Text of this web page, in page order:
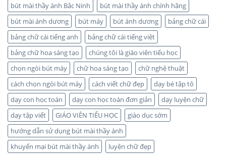
bút mài thầy ánh Bắc Ninh
bút mài thầy ánh chính hãng
bút mài ánh dương
bút máy bút ánh dương
bảng chữ cái
bảng chữ cái tiếng anh
bảng chữ cái tiếng việt
bảng chữ hoa sáng tạo
chúng tôi là giáo viên tiểu học
chọn ngòi bút máy
chữ hoa sáng tạo
chữ nghệ thuật
cách chọn ngòi bút máy
cách viết chữ đẹp
dạy bé tập tô
dạy con học toán
dạy con học toán đơn giản
dạy luyện chữ
dạy tập viết
GIÁO VIÊN TIỂU HỌC
giáo dục sớm
hướng dẫn sử dụng bút mài thầy ánh
khuyến mại bút mài thầy ánh
luyện chữ đẹp